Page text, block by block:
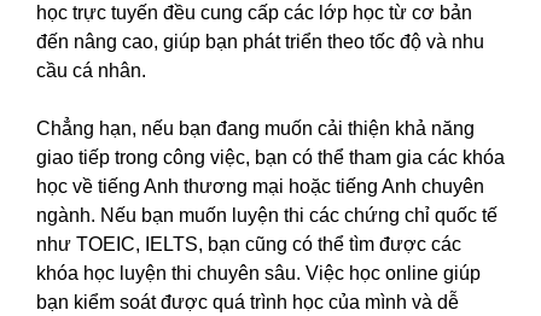
học trực tuyến đều cung cấp các lớp học từ cơ bản
đến nâng cao, giúp bạn phát triển theo tốc độ và nhu
cầu cá nhân.
Chẳng hạn, nếu bạn đang muốn cải thiện khả năng
giao tiếp trong công việc, bạn có thể tham gia các khóa
học về tiếng Anh thương mại hoặc tiếng Anh chuyên
ngành. Nếu bạn muốn luyện thi các chứng chỉ quốc tế
như TOEIC, IELTS, bạn cũng có thể tìm được các
khóa học luyện thi chuyên sâu. Việc học online giúp
bạn kiểm soát được quá trình học của mình và dễ